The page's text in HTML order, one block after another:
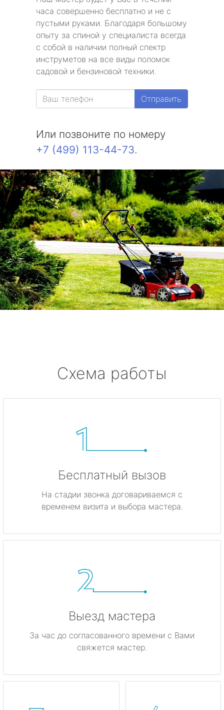
часа совершенно бесплатно и не с
пустыми руками. Благодаря большому
опыту за спиной у специалиста всегда
с собой в наличии полный спектр
инструметов на все виды поломок
садовой и бензиновой техники.
Отправить
Или позвоните по номеру
+7 (499) 113-44-73.
Схема работы
Бесплатный вызов
На стадии звонка договариваемся с
временем визита и выбора мастера.
Выезд мастера
За час до согласованного времени с Вами
свяжется мастер.